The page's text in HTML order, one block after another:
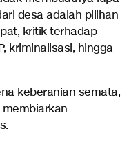
desa adalah pilihan
kritik terhadap
kriminalisasi, hingga
keberanian semata,